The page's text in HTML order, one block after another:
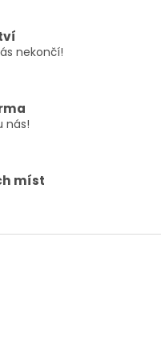
nekončí!
nás!
míst